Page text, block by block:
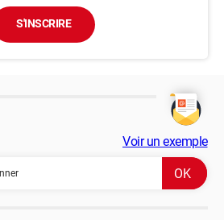
S'INSCRIRE
Voir un exemple